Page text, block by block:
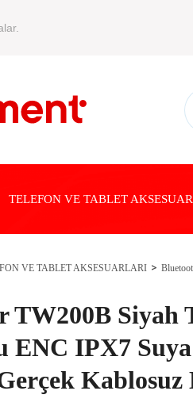
TELEFON VE TABLET
VE TABLET AKSESUARLARI
TW200B Siyah
IPX7 Suya
Kablosuz